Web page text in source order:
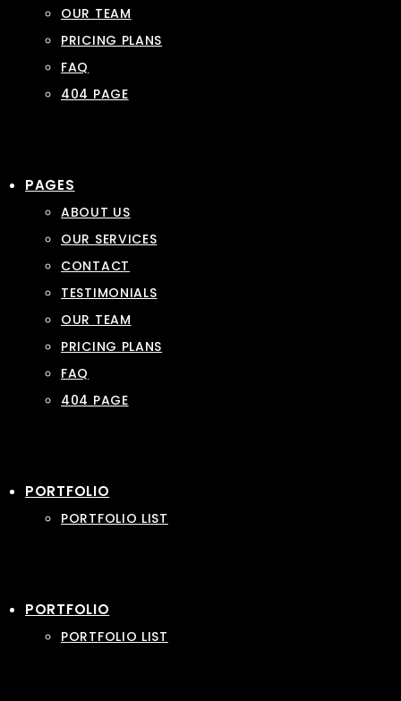
OUR TEAM
PRICING PLANS
FAQ
404 PAGE
PAGES
ABOUT US
OUR SERVICES
CONTACT
TESTIMONIALS
OUR TEAM
PRICING PLANS
FAQ
404 PAGE
PORTFOLIO
PORTFOLIO LIST
PORTFOLIO
PORTFOLIO LIST